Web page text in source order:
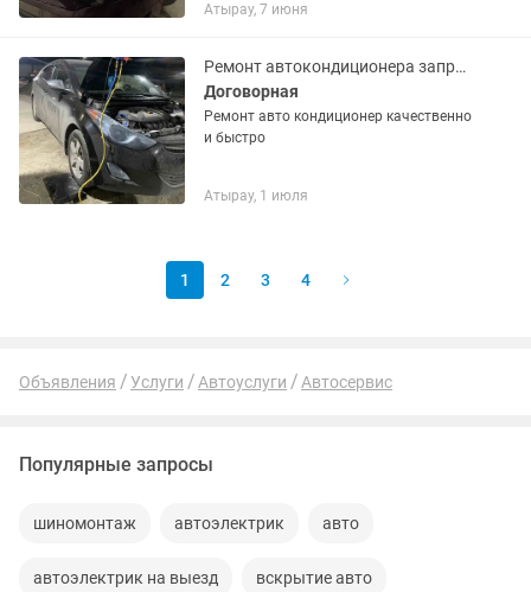
Атырау, 7 июня
Ремонт автокондиционера заправка фреоном
Договорная
Ремонт авто кондиционер качественно
и быстро
Атырау, 1 июля
1 2 3 4
Объявления Услуги Автоуслуги Автосервис
Популярные запросы
шиномонтаж автоэлектрик авто
автоэлектрик на выезд вскрытие авто